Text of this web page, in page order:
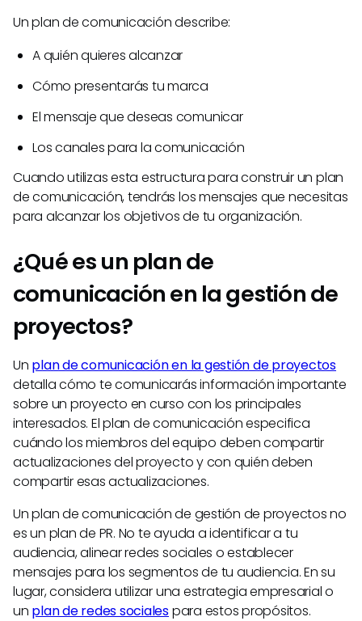
Un plan de comunicación describe:
A quién quieres alcanzar
Cómo presentarás tu marca
El mensaje que deseas comunicar
Los canales para la comunicación
Cuando utilizas esta estructura para construir un plan
de comunicación, tendrás los mensajes que necesitas
para alcanzar los objetivos de tu organización.
¿Qué es un plan de
comunicación en la gestión de
proyectos?
Un plan de comunicación en la gestión de proyectos
detalla cómo te comunicarás información importante
sobre un proyecto en curso con los principales
interesados. El plan de comunicación especifica
cuándo los miembros del equipo deben compartir
actualizaciones del proyecto y con quién deben
compartir esas actualizaciones.
Un plan de comunicación de gestión de proyectos no
es un plan de PR. No te ayuda a identificar a tu
audiencia, alinear redes sociales o establecer
mensajes para los segmentos de tu audiencia. En su
lugar, considera utilizar una estrategia empresarial o
un plan de redes socialespara estos propósitos.